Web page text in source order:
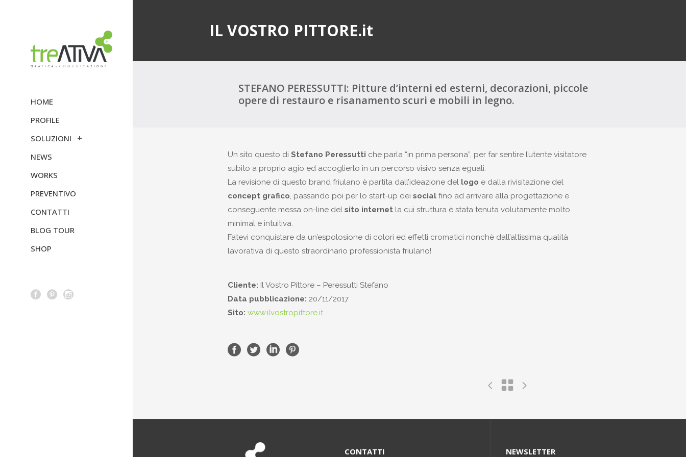
HOME
PROFILE
SOLUZIONI
NEWS
WORKS
PREVENTIVO
CONTATTI
BLOG TOUR
SHOP
IL VOSTRO PITTORE.it
STEFANO PERESSUTTI: Pitture d’interni ed esterni, decorazioni, piccole
opere di restauro e risanamento scuri e mobili in legno.
Un sito questo di Stefano Peressutti che parla “in prima persona”, per far sentire l’utente visitatore
subito a proprio agio ed accoglierlo in un percorso visivo senza eguali.
La revisione di questo brand friulano è partita dall’ideazione del logo e dalla rivisitazione del
concept grafico, passando poi per lo start-up dei socialfino ad arrivare alla progettazione e
conseguente messa on-line del sito internetla cui struttura è stata tenuta volutamente molto
minimal e intuitiva.
Fatevi conquistare da un’espolosione di colori ed effetti cromatici nonchè dall’altissima qualità
lavorativa di questo straordinario professionista friulano!
Cliente: Il Vostro Pittore – Peressutti Stefano
Data pubblicazione: 20/11/2017
Sito: www.ilvostropittore.it
CONTATTI NEWSLETTER